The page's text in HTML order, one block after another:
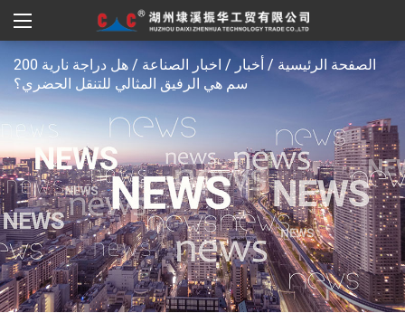
الصفحة الرئيسية / أخبار / اخبار الصناعة /
هل دراجة نارية 200
سم هي الرفيق المثالي للتنقل الحضري؟